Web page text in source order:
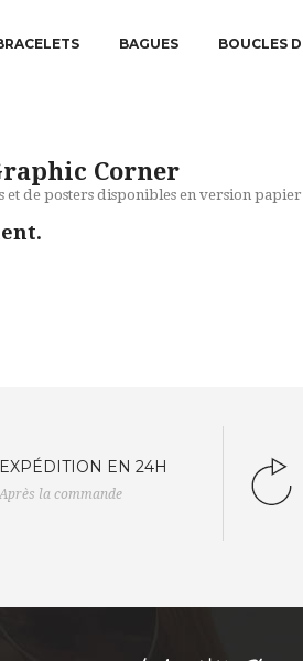
BAGUES BOUCLES
Corner
de posters disponibles en version
EXPÉDITION EN 24H
la commande